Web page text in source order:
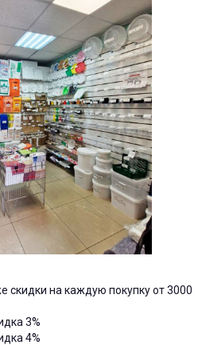
скидки на каждую покупку от 3000
3%
4%